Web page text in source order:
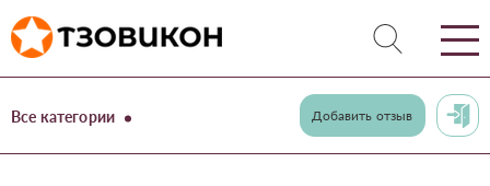
Все категории Добавить отзыв